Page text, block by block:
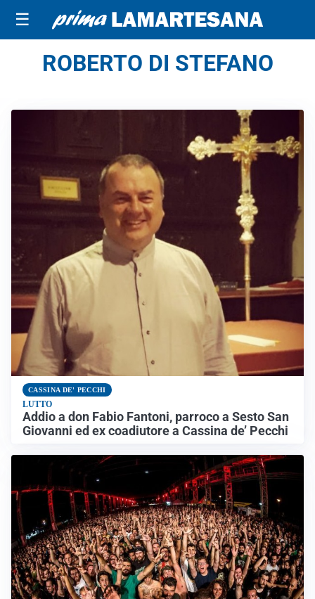
☰
ROBERTO DI STEFANO
CASSINA DE' PECCHI
LUTTO
Addio a don Fabio Fantoni, parroco a Sesto San
Giovanni ed ex coadiutore a Cassina de’ Pecchi